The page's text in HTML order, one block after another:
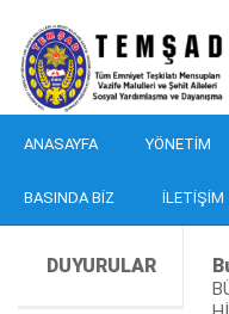
ANASAYFA YÖNETIM
BASINDA BIZ İLETIŞIM
DUYURULAR